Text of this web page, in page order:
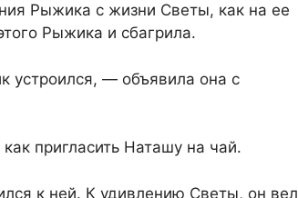
Рыжика с жизни Светы, как на ее
Рыжика и сбагрила.
устроился, — объявила она с
пригласить Наташу на чай.
к ней. К удивлению Светы, он вел